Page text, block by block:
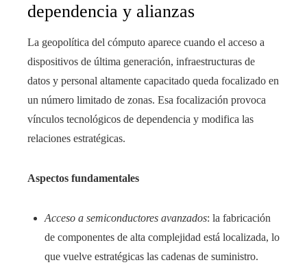
dependencia y alianzas
La geopolítica del cómputo aparece cuando el acceso a
dispositivos de última generación, infraestructuras de
datos y personal altamente capacitado queda focalizado en
un número limitado de zonas. Esa focalización provoca
vínculos tecnológicos de dependencia y modifica las
relaciones estratégicas.
Aspectos fundamentales
Acceso a semiconductores avanzados: la fabricación
de componentes de alta complejidad está localizada, lo
que vuelve estratégicas las cadenas de suministro.